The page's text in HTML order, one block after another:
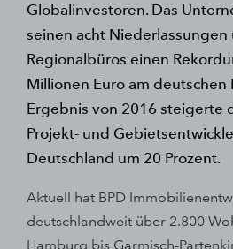
Globalinvestoren. Das
seinen acht Niederlassungen
Regionalbüros einen
Millionen Euro am deutschen
Ergebnis von 2016 steigerte
Projekt- und
Deutschland um 20 Prozent.
Aktuell hat BPD
deutschlandweit über 2.800
Hamburg bis Garmisch-